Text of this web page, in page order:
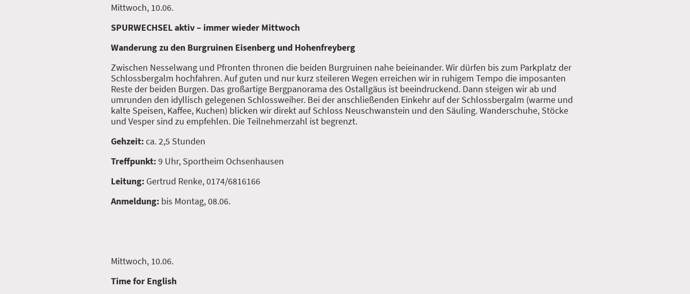
Mittwoch, 10.06.
SPURWECHSEL aktiv – immer wieder Mittwoch
Wanderung zu den Burgruinen Eisenberg und Hohenfreyberg
Zwischen Nesselwang und Pfronten thronen die beiden Burgruinen nahe beieinander. Wir dürfen bis zum Parkplatz der
Schlossbergalm hochfahren. Auf guten und nur kurz steileren Wegen erreichen wir in ruhigem Tempo die imposanten
Reste der beiden Burgen. Das großartige Bergpanorama des Ostallgäus ist beeindruckend. Dann steigen wir ab und
umrunden den idyllisch gelegenen Schlossweiher. Bei der anschließenden Einkehr auf der Schlossbergalm (warme und
kalte Speisen, Kaffee, Kuchen) blicken wir direkt auf Schloss Neuschwanstein und den Säuling. Wanderschuhe, Stöcke
und Vesper sind zu empfehlen. Die Teilnehmerzahl ist begrenzt.
Gehzeit:ca. 2,5 Stunden
Treffpunkt:9 Uhr, Sportheim Ochsenhausen
Leitung: Gertrud Renke, 0174/6816166
Anmeldung: bis Montag, 08.06.
Mittwoch, 10.06.
Time for English